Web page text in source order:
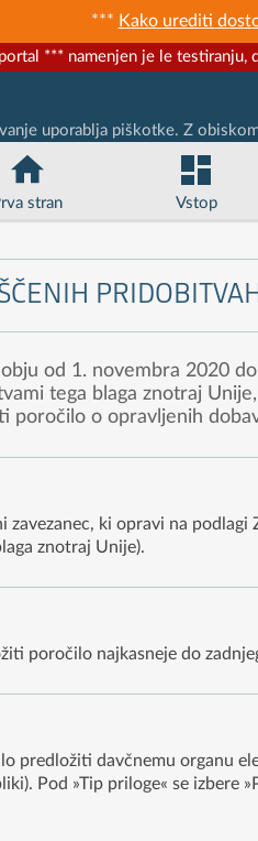
*** Kako urediti
*** namenjen je le testiranju,
uporablja piškotke. Z
stran Vstop
od 1. novembra 2020
tega blaga znotraj
poročilo o opravljenih
zavezanec, ki opravi na
znotraj Unije).
poročilo najkasneje do
predložiti davčnemu organu
Pod »Tip priloge« se